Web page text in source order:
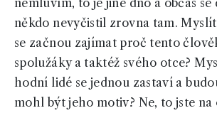
nemluvím, to je jiné dno a občas se
někdo nevyčistil zrovna tam.
se začnou zajímat proč tento
spolužáky a taktéž svého otce?
hodní lidé se jednou zastaví a
mohl být jeho motiv? Ne, to jste na